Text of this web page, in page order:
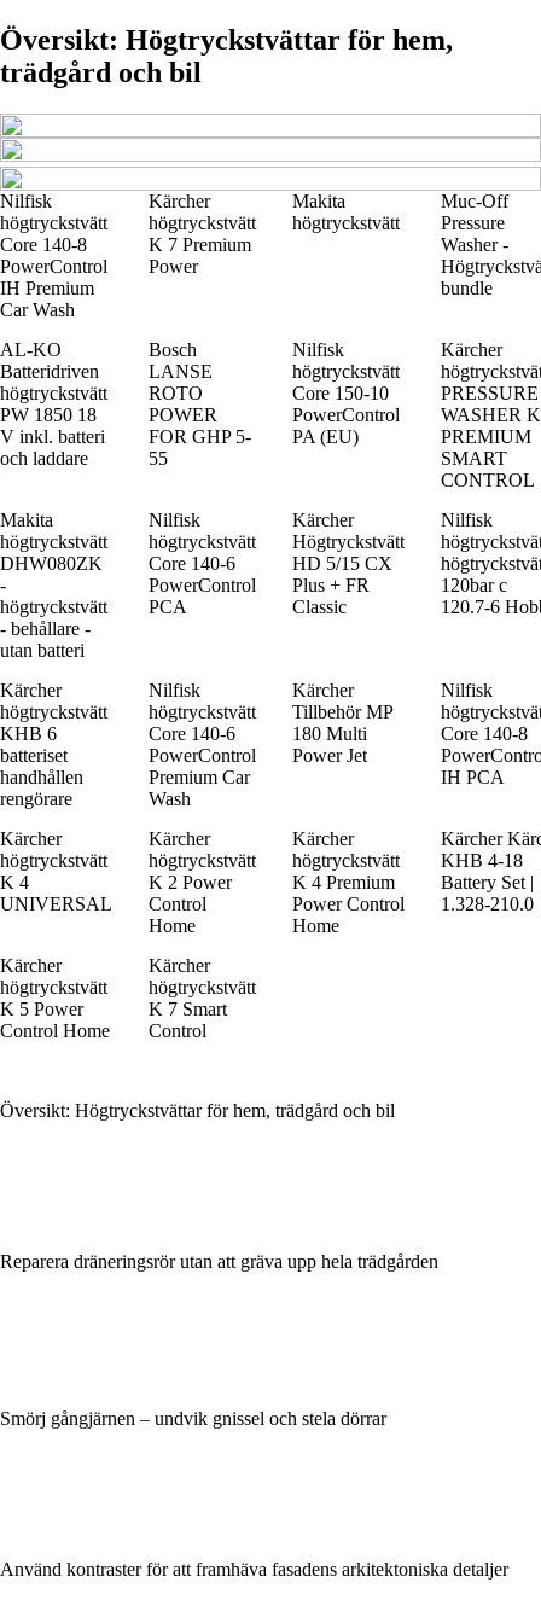
Översikt: Högtryckstvättar för hem,
trädgård och bil
Nilfisk
högtryckstvätt
Core 140-8
PowerControl
IH Premium
Car Wash
Kärcher
högtryckstvätt
K 7 Premium
Power
Makita
högtryckstvätt
Muc-Off
Pressure
Washer -
bundle
AL-KO
Batteridriven
högtryckstvätt
PW 1850 18
V inkl. batteri
och laddare
Bosch
LANSE
ROTO
POWER
FOR GHP 5-
55
Nilfisk
högtryckstvätt
Core 150-10
PowerControl
PA (EU)
Kärcher
PRESSURE
WASHER
PREMIUM
SMART
CONTROL
Makita
högtryckstvätt
DHW080ZK
-
högtryckstvätt
- behållare -
utan batteri
Nilfisk
högtryckstvätt
Core 140-6
PowerControl
PCA
Kärcher
Högtryckstvätt
HD 5/15 CX
Plus + FR
Classic
Nilfisk
120bar c
120.7-6
Kärcher
högtryckstvätt
KHB 6
batteriset
handhållen
rengörare
Nilfisk
högtryckstvätt
Core 140-6
PowerControl
Premium Car
Wash
Kärcher
Tillbehör MP
180 Multi
Power Jet
Nilfisk
Core 140-8
IH PCA
Kärcher
högtryckstvätt
K 4
UNIVERSAL
Kärcher
högtryckstvätt
K 2 Power
Control
Home
Kärcher
högtryckstvätt
K 4 Premium
Power Control
Home
Kärcher
KHB 4-18
Battery Set |
1.328-210.0
Kärcher
högtryckstvätt
K 5 Power
Control Home
Kärcher
högtryckstvätt
K 7 Smart
Control
Översikt: Högtryckstvättar för hem, trädgård och bil
Reparera dräneringsrör utan att gräva upp hela trädgården
Smörj gångjärnen – undvik gnissel och stela dörrar
Använd kontraster för att framhäva fasadens arkitektoniska detaljer